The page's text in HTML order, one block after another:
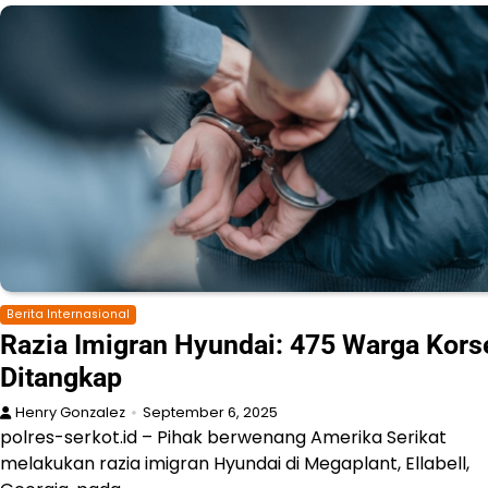
Berita Internasional
Razia Imigran Hyundai: 475 Warga
Ditangkap
Henry Gonzalez September 6, 2025
polres-serkot.id – Pihak berwenang Amerika Serikat
melakukan razia imigran Hyundai di Megaplant, Ellabell,